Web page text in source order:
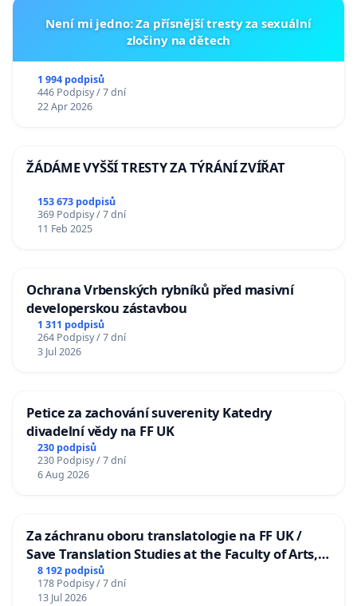
Není mi jedno: Za přísnější tresty za sexuální
zločiny na dětech
1 994 podpisů
446 Podpisy / 7 dní
22 Apr 2026
ŽÁDÁME VYŠŠÍ TRESTY ZA TÝRÁNÍ ZVÍŘAT
153 673 podpisů
369 Podpisy / 7 dní
11 Feb 2025
Ochrana Vrbenských rybníků před masivní
developerskou zástavbou
1 311 podpisů
264 Podpisy / 7 dní
3 Jul 2026
Petice za zachování suverenity Katedry
divadelní vědy na FF UK
230 podpisů
230 Podpisy / 7 dní
6 Aug 2026
Za záchranu oboru translatologie na FF UK /
Save Translation Studies at the Faculty of Arts,
Charles University
8 192 podpisů
178 Podpisy / 7 dní
13 Jul 2026